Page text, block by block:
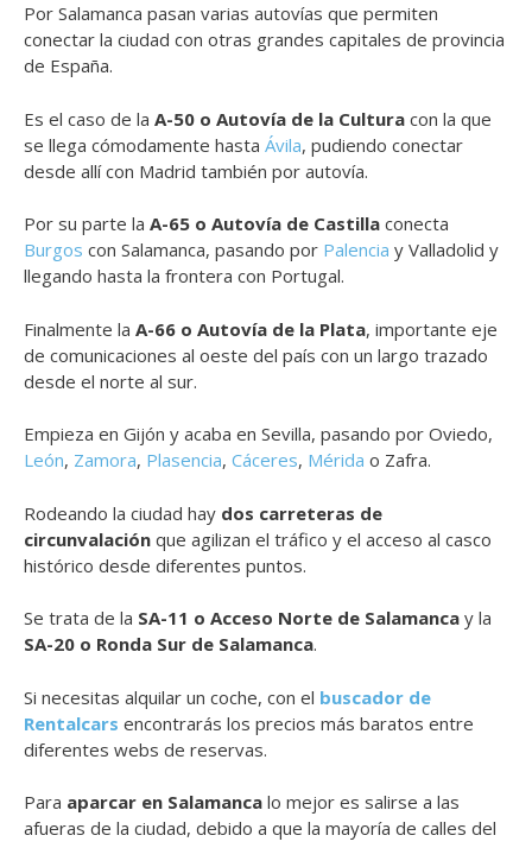
Por Salamanca pasan varias autovías que permiten
conectar la ciudad con otras grandes capitales de provincia
de España.
Es el caso de la A-50 o Autovía de la Cultura con la que
se llega cómodamente hasta Ávila, pudiendo conectar
desde allí con Madrid también por autovía.
Por su parte la A-65 o Autovía de Castilla conecta
Burgos con Salamanca, pasando por Palencia y Valladolid y
llegando hasta la frontera con Portugal.
Finalmente la A-66 o Autovía de la Plata, importante eje
de comunicaciones al oeste del país con un largo trazado
desde el norte al sur.
Empieza en Gijón y acaba en Sevilla, pasando por Oviedo,
León, Zamora, Plasencia, Cáceres, Mérida o Zafra.
Rodeando la ciudad hay dos carreteras de
circunvalación que agilizan el tráfico y el acceso al casco
histórico desde diferentes puntos.
Se trata de la SA-11 o Acceso Norte de Salamanca y la
SA-20 o Ronda Sur de Salamanca.
Si necesitas alquilar un coche, con el buscador de
Rentalcars encontrarás los precios más baratos entre
diferentes webs de reservas.
Para aparcar en Salamanca lo mejor es salirse a las
afueras de la ciudad, debido a que la mayoría de calles del